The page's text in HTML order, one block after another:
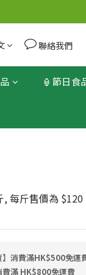
聯絡我們
🏮節日食
每斤售價為
消費滿HK$500免運
滿 HK$800免運費